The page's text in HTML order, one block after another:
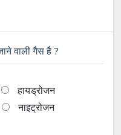
वाली गैस है ?
हायड्रोजन
नाइट्रोजन